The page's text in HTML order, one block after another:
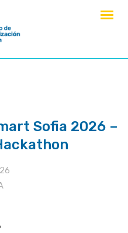
Sofia 2026 –